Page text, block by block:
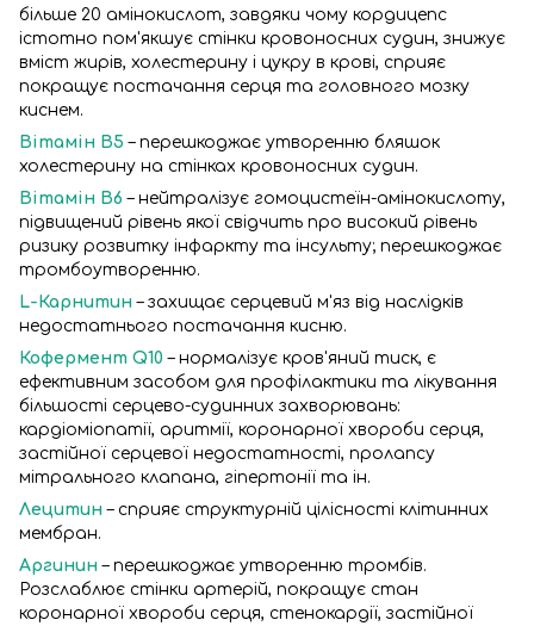
більше 20 амінокислот, завдяки чому кордицепс
істотно пом'якшує стінки кровоносних судин, знижує
вміст жирів, холестерину і цукру в крові, сприяє
покращує постачання серця та головного мозку
киснем.
Вітамін В5 – перешкоджає утворенню бляшок
холестерину на стінках кровоносних судин.
Вітамін В6 – нейтралізує гомоцистеїн-амінокислоту,
підвищений рівень якої свідчить про високий рівень
ризику розвитку інфаркту та інсульту; перешкоджає
тромбоутворенню.
L-Карнитин – захищає серцевий м'яз від наслідків
недостатнього постачання кисню.
Кофермент Q10 – нормалізує кров'яний тиск, є
ефективним засобом для профілактики та лікування
більшості серцево-судинних захворювань:
кардіоміопатії, аритмії, коронарної хвороби серця,
застійної серцевої недостатності, пролапсу
мітрального клапана, гіпертонії та ін.
Лецитин – сприяє структурній цілісності клітинних
мембран.
Аргинин – перешкоджає утворенню тромбів.
Розслаблює стінки артерій, покращує стан
коронарної хвороби серця, стенокардії, застійної